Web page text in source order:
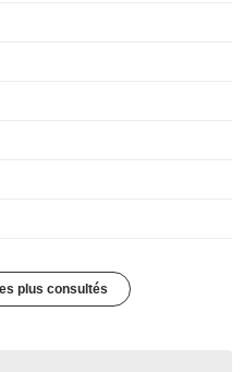
plus consultés